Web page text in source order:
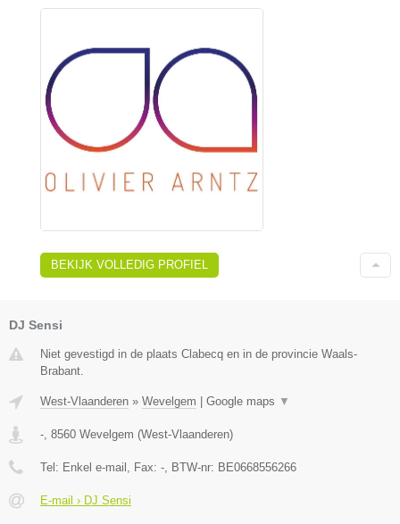
BEKIJK VOLLEDIG PROFIEL
DJ Sensi
Niet gevestigd in de plaats Clabecq en in de provincie Waals-
Brabant.
West-Vlaanderen » Wevelgem | Google maps ▼
- 8560 Wevelgem (West-Vlaanderen)
Tel: Enkel e-mail , Fax: - , BTW-nr: BE0668556266
E-mail › DJ Sensi